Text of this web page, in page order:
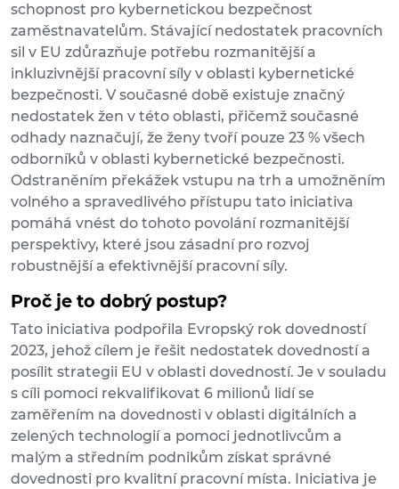
schopnost pro kybernetickou bezpečnost
zaměstnavatelům. Stávající nedostatek pracovních
sil v EU zdůrazňuje potřebu rozmanitější a
inkluzivnější pracovní síly v oblasti kybernetické
bezpečnosti. V současné době existuje značný
nedostatek žen v této oblasti, přičemž současné
odhady naznačují, že ženy tvoří pouze 23 % všech
odborníků v oblasti kybernetické bezpečnosti.
Odstraněním překážek vstupu na trh a umožněním
volného a spravedlivého přístupu tato iniciativa
pomáhá vnést do tohoto povolání rozmanitější
perspektivy, které jsou zásadní pro rozvoj
robustnější a efektivnější pracovní síly.
Proč je to dobrý postup?
Tato iniciativa podpořila Evropský rok dovedností
2023, jehož cílem je řešit nedostatek dovedností a
posílit strategii EU v oblasti dovedností. Je v souladu
s cíli pomoci rekvalifikovat 6 milionů lidí se
zaměřením na dovednosti v oblasti digitálních a
zelených technologií a pomoci jednotlivcům a
malým a středním podnikům získat správné
dovednosti pro kvalitní pracovní místa. Iniciativa je